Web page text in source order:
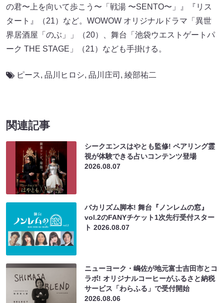
の君〜上を向いて歩こう〜「戦湯 〜SENTO〜」』『リス
タート』（21）など。WOWOW オリジナルドラマ「異世
界居酒屋「のぶ」」（20）、舞台「池袋ウエストゲートパ
ーク THE STAGE」（21）なども手掛ける。
ピース, 品川ヒロシ, 品川庄司 , 綾部祐二
関連記事
シークエンスはやとも監修! ペアリング霊
視が体験できる占いコンテンツ登場
2026.08.07
バカリズム脚本! 舞台『ノンレムの窓』
vol.2のFANYチケット1次先行受付スター
ト2026.08.07
ニューヨーク・嶋佐が地元富士吉田市とコ
ラボ! オリジナルコーヒーがふるさと納税
サービス「わらふる」で受付開始
2026.08.06